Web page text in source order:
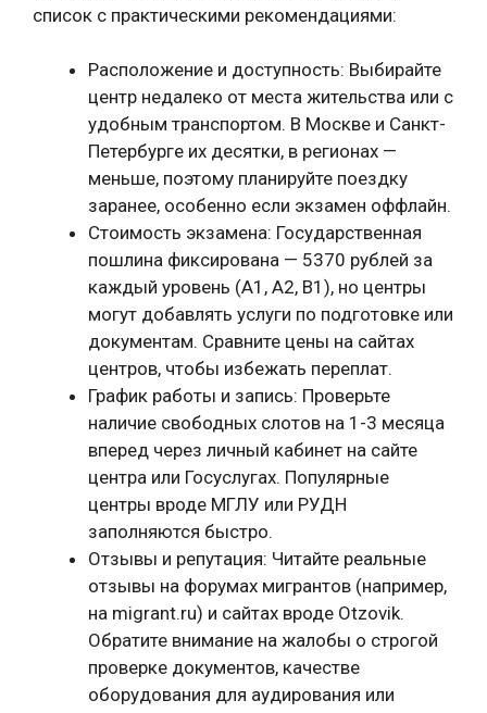
список с практическими рекомендациями:
Расположение и доступность: Выбирайте
центр недалеко от места жительства или с
удобным транспортом. В Москве и Санкт-
Петербурге их десятки, в регионах —
меньше, поэтому планируйте поездку
заранее, особенно если экзамен оффлайн.
Стоимость экзамена: Государственная
пошлина фиксирована — 5370 рублей за
каждый уровень (А1, А2, B1), но центры
могут добавлять услуги по подготовке или
документам. Сравните цены на сайтах
центров, чтобы избежать переплат.
График работы и запись: Проверьте
наличие свободных слотов на 1-3 месяца
вперед через личный кабинет на сайте
центра или Госуслугах. Популярные
центры вроде МГЛУ или РУДН
заполняются быстро.
Отзывы и репутация: Читайте реальные
отзывы на форумах мигрантов (например,
на migrant.ru) и сайтах вроде Otzovik.
Обратите внимание на жалобы о строгой
проверке документов, качестве
оборудования для аудирования или